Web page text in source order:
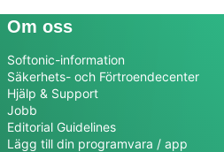
Om oss
Softonic-information
Säkerhets- och Förtroendecenter
Hjälp & Support
Jobb
Editorial Guidelines
Lägg till din programvara / app